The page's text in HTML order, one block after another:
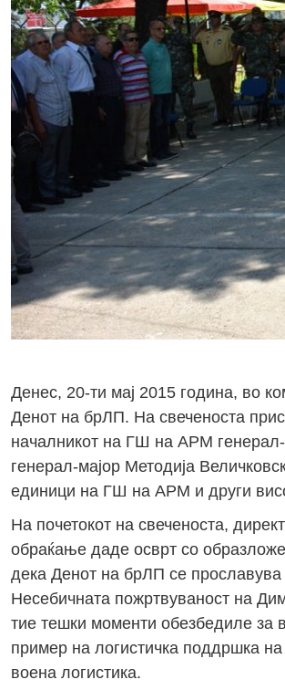
Денес, 20-ти мај 2015 година, во
Денот на брЛП. На свеченоста
началникот на ГШ на АРМ
генерал-мајор Методија
единици на ГШ на АРМ и други
На почетокот на свеченоста,
обраќање даде осврт со
дека Денот на брЛП се прославува
Несебичната пожртвуваност на
тие тешки моменти обезбедиле за
пример на логистичка поддршка
воена логистика.